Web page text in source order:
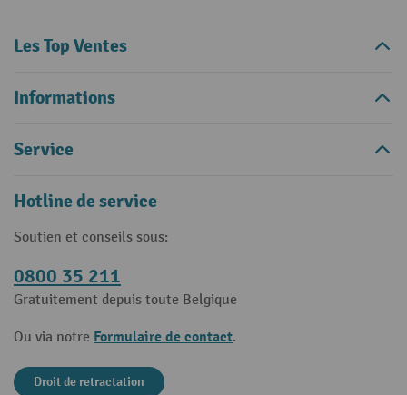
Les Top Ventes
Informations
Service
Hotline de service
Soutien et conseils sous:
0800 35 211
Gratuitement depuis toute Belgique
Ou via notre Formulaire de contact.
Droit de retractation